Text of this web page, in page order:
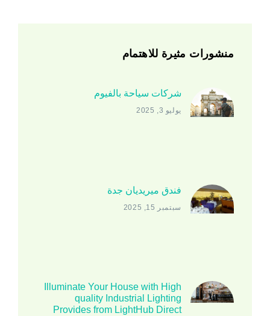
منشورات مثيرة للاهتمام
شركات سياحة بالفيوم
يوليو 3, 2025
فندق ميريديان جدة
سبتمبر 15, 2025
Illuminate Your House with High
quality Industrial Lighting
Provides from LightHub Direct